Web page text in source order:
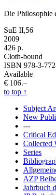
Die Philosophie
SuE II,56
2009
426 p.
Cloth-bound
ISBN 978-3-
Available
€ 106.–
to top ↑
Subject
New
---
Critical
Collected
Series
AZP
Jahrbuch